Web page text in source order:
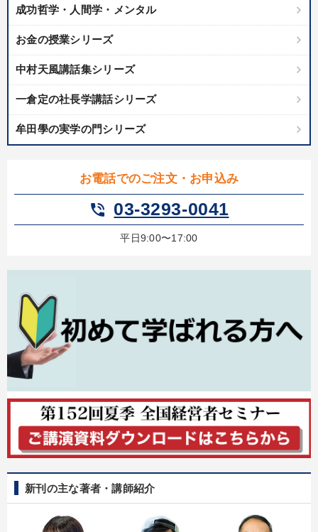
成功哲学・人間学・メンタル
お金の授業シリーズ
中村天風講話集シリーズ
一倉定の社長学講話シリーズ
牟田學の実学の門シリーズ
お電話でのご注文・お申込み
phone_in_talk 03-3293-0041
平日9:00〜17:00
新刊の主な著者・講師紹介